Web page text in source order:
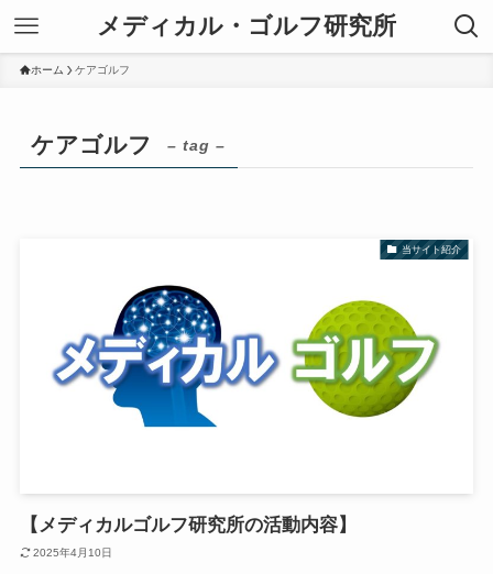
メディカル・ゴルフ研究所
ホーム ケアゴルフ
ケアゴルフ – tag –
当サイト紹介
【メディカルゴルフ研究所の活動内容】
2025年4月10日